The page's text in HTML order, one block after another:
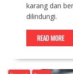
karang dan
dilindungi.
READ MORE